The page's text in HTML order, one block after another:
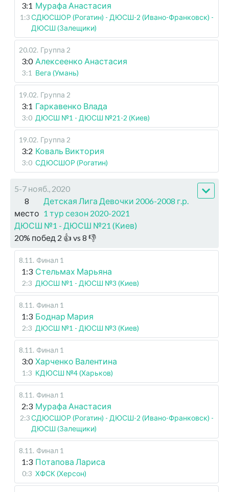
3:1 Мурафа Анастасия
1:3СДЮСШОР (Рогатин) - ДЮСШ-2 (Ивано-Франковск) -
ДЮСШ (Залещики)
20.02. Группа 2
3:0 Алексеенко Анастасия
3:1 Вега (Умань)
19.02. Группа 2
3:1 Гаркавенко Влада
3:0 ДЮСШ №1 - ДЮСШ №21-2 (Киев)
19.02. Группа 2
3:2 Коваль Виктория
3:0 СДЮСШОР (Рогатин)
5-7 нояб., 2020
8
место
Детская Лига Девочки 2006-2008 г.р.
1 тур сезон 2020-2021
ДЮСШ №1 - ДЮСШ №21 (Киев)
20% побед 2 👍 vs 8 👎
8.11 . Финал 1
1:3 Стельмах Марьяна
2:3 ДЮСШ №1 - ДЮСШ №3 (Киев)
8.11 . Финал 1
1:3 Боднар Мария
2:3 ДЮСШ №1 - ДЮСШ №3 (Киев)
8.11 . Финал 1
3:0 Харченко Валентина
1:3 КДЮСШ №4 (Харьков)
8.11 . Финал 1
2:3 Мурафа Анастасия
2:3СДЮСШОР (Рогатин) - ДЮСШ-2 (Ивано-Франковск) -
ДЮСШ (Залещики)
8.11 . Финал 1
1:3 Потапова Лариса
0:3 ХФСК (Херсон)